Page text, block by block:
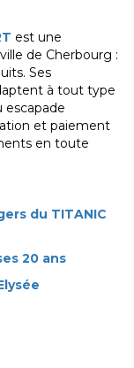
est une
de Cherbourg :
Ses
à tout type
escapade
et paiement
en toute
du TITANIC
20 ans